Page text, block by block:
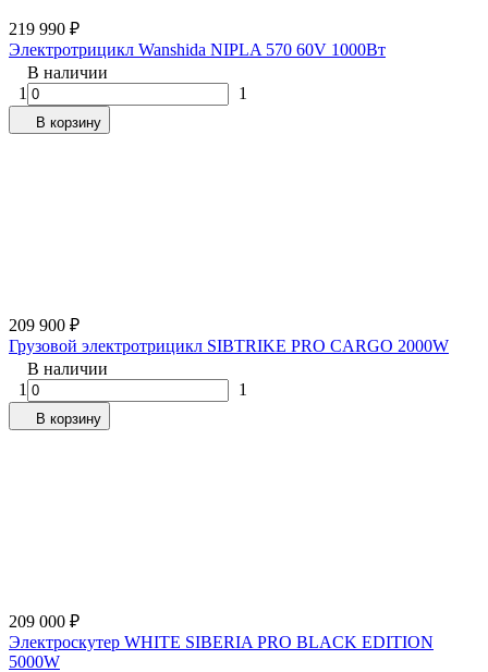
219 990 ₽
Электротрицикл Wanshida NIPLA 570 60V 1000Вт
В наличии
1
1
В корзину
209 900 ₽
Грузовой электротрицикл SIBTRIKE PRO CARGO 2000W
В наличии
1
1
В корзину
209 000 ₽
Электроскутер WHITE SIBERIA PRO BLACK EDITION
5000W